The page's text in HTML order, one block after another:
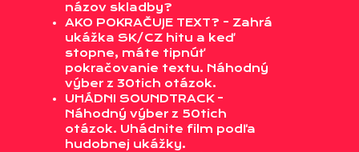
názov skladby?
AKO POKRAČUJE TEXT? - Zahrá
ukážka SK/CZ hitu a keď
stopne, máte tipnúť
pokračovanie textu. Náhodný
výber z 30tich otázok.
UHÁDNI SOUNDTRACK -
Náhodný výber z 50tich
otázok. Uhádnite film podľa
hudobnej ukážky.